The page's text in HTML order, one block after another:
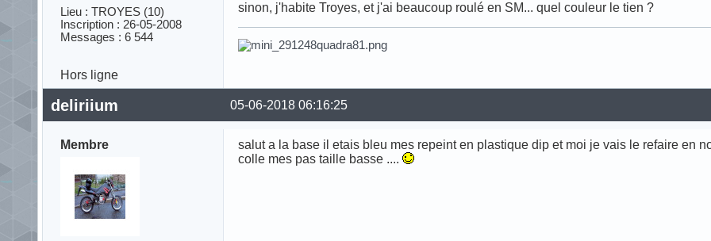
Lieu : TROYES (10)
Inscription : 26-05-2008
Messages : 6 544
sinon, j'habite Troyes, et j'ai beaucoup roulé en SM... quel couleur le tien ?
Hors ligne
05-06-2018 06:16:25
deliriium
Membre
salut a la base il etais bleu mes repeint en plastique dip et moi je vais le refaire en
colle mes pas taille basse ....